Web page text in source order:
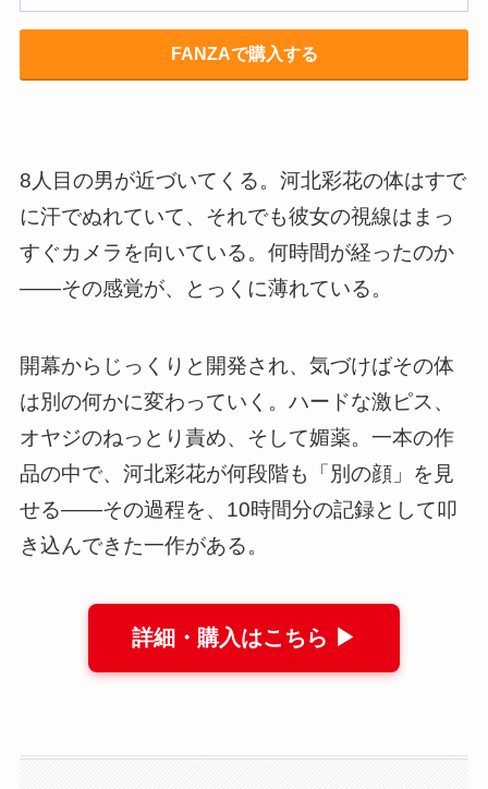
FANZAで購入する
8人目の男が近づいてくる。河北彩花の体はすで
に汗でぬれていて、それでも彼女の視線はまっ
すぐカメラを向いている。何時間が経ったのか
——その感覚が、とっくに薄れている。
開幕からじっくりと開発され、気づけばその体
は別の何かに変わっていく。ハードな激ピス、
オヤジのねっとり責め、そして媚薬。一本の作
品の中で、河北彩花が何段階も「別の顔」を見
せる——その過程を、10時間分の記録として叩
き込んできた一作がある。
詳細・購入はこちら ▶